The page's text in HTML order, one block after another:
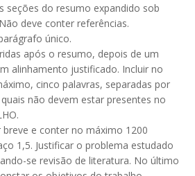
seções do resumo expandido sob
deve conter referências.
único.
após o resumo, depois de um
alinhamento justificado. Incluir no
cinco palavras, separadas por
não devem estar presentes no
breve e conter no máximo 1200
1,5. Justificar o problema estudado
se revisão de literatura. No último